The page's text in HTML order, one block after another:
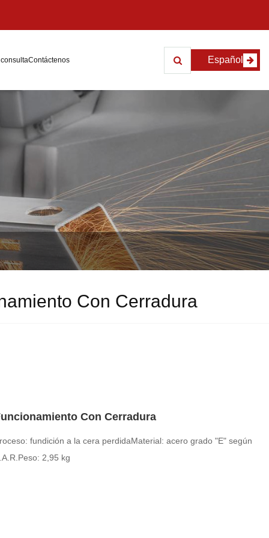
Contáctenos Español
Con Cerradura
Con Cerradura
fundición a la cera perdidaMaterial: acero grado "E" según
Peso: 2,95 kg